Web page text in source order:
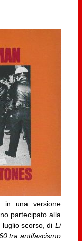
in una versione
partecipato alla
scorso, di Li
tra antifascismo